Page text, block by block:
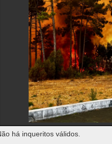
há inqueritos válidos.